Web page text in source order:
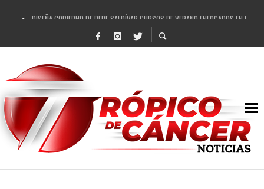
DISEÑA GOBIERNO DE PEPE SALDÍVAR CURSOS DE VERANO ENFOCADOS EN
REFRENDAN LOS 28 DELEGADOS Y 14 COMISARIADOS DE GUADALUPE APOYO A
FORTALECE GOBIERNO DE PEPE SALDÍVAR LA EDUCACIÓN EN LA ZACATECANA
GOBIERNO DE PEPE SALDÍVAR Y GRUPO FEMSA GENERAN MÁS DE 3 MIL EMPLEOS
CUARTA FERIA EXPO AGROPECUARIA TRAJO BENEFICIO DIRECTO A GUADALUPE:
RECONOCE PEPE SALDÍVAR A ARTISTA ZACATECANA VICTORIA HERNÁNDEZ
EGRESA GOBIERNO DE PEPE SALDÍVAR A 500 NUEVAS EMPRESARIAS
SON MUJERES GUADALUPENSES PRINCIPALES BENEFICIADAS DEL PROGRAMA